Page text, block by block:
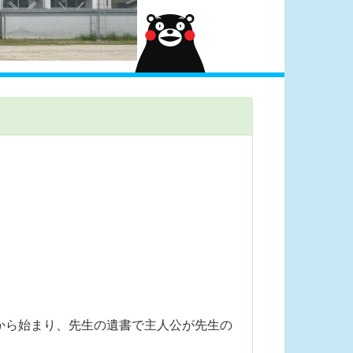
始まり、先生の遺書で主人公が先生の